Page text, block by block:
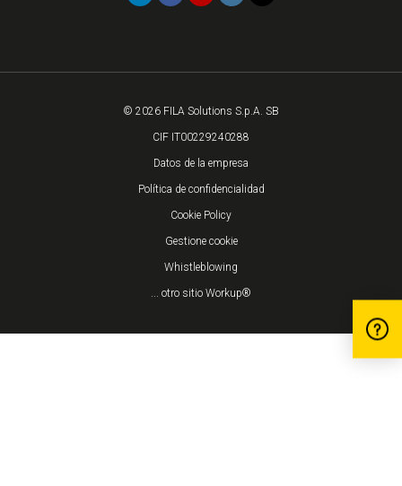
© 2026 FILA Solutions S.p.A. SB
CIF IT00229240288
Datos de la empresa
Política de confidencialidad
Cookie Policy
Gestione cookie
Whistleblowing
... otro sitio Workup®